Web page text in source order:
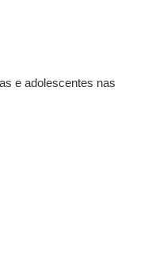
e adolescentes nas